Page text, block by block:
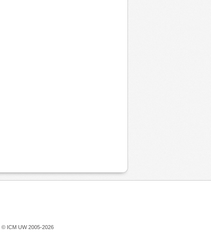
© ICM UW 2005-2026